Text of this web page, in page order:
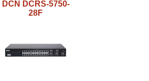
DCN DCRS-5750-
28F